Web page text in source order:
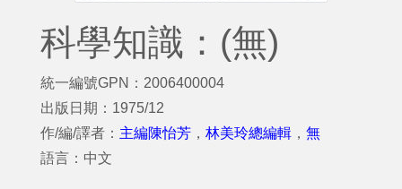
科學知識：(無)
統一編號GPN：2006400004
出版日期：1975/12
作/編/譯者： 主編陳怡芳 ， 林美玲總編輯 ， 無
語言：中文